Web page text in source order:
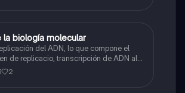
la biología molecular
del ADN, lo que compone el
de replicacio, transcripción de ADN al
de ARN a proteína.
2